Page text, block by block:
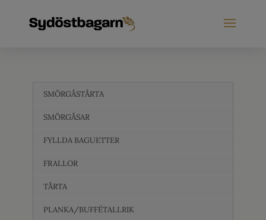
SMÖRGÅSTÅRTA
SMÖRGÅSAR
FYLLDA BAGUETTER
FRALLOR
TÅRTA
PLANKA/BUFFÉTALLRIK